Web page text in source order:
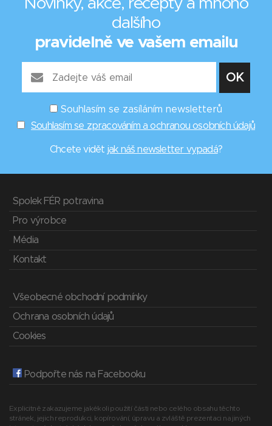
Novinky, akce, recepty a mnoho
dalšího
pravidelně ve vašem emailu
Souhlasím se zasíláním newsletterů
Souhlasím se zpracováním a ochranou osobních údajů
Chcete vidět jak náš newsletter vypadá?
Spolek FÉR potravina
Pro výrobce
Média
Kontakt
Všeobecné obchodní podmínky
Ochrana osobních údajů
Cookies
Podpořte nás na Facebooku
Explicitně zakazujeme jakékoli použití části nebo celého obsahu těchto
stránek, jejich reprodukci, kopírování, úpravu a zvláště prezentaci na jiných